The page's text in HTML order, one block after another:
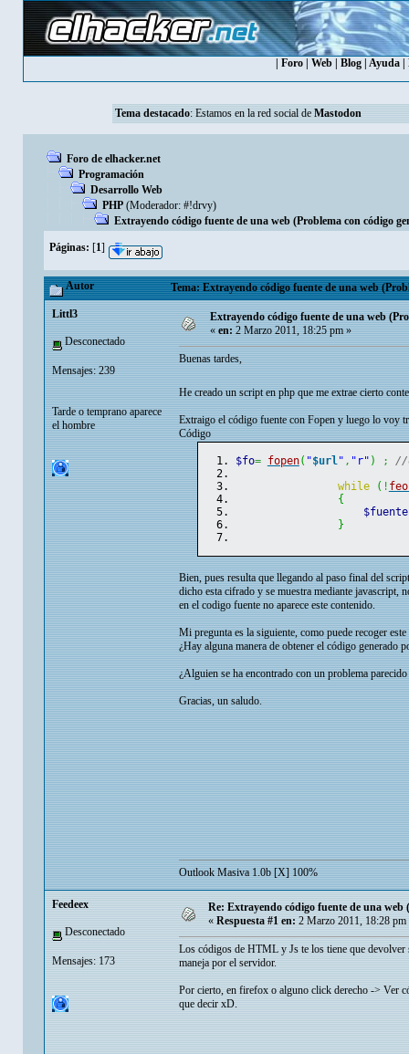
Foro Web Blog Ayuda
Tema destacado: Estamos en la red social de Mastodon
Foro de elhacker.net
Programación
Desarrollo Web
PHP (Moderador: #!drvy)
Extrayendo código fuente de una web (Problema con código
Páginas: [1]
Autor Tema: Extrayendo código fuente de una web
Littl3
Desconectado
Mensajes: 239
Tarde o temprano aparece
el hombre
Extrayendo código fuente de una web
«en:2 Marzo 2011, 18:25 pm »
Buenas tardes,
He creado un script en php que me extrae cierto
Extraigo el código fuente con Fopen y luego lo voy
Código
$fo= fopen( "$url" , "r" ) ;
//
while
( !
{
$fuente
}
Bien, pues resulta que llegando al paso final del
dicho esta cifrado y se muestra mediante javascript,
en el codigo fuente no aparece este contenido.
Mi pregunta es la siguiente, como puede recoger
¿Hay alguna manera de obtener el código generado
¿Alguien se ha encontrado con un problema
Gracias, un saludo.
Outlook Masiva 1.0b [X] 100%
Feedeex
Desconectado
Mensajes: 173
Re: Extrayendo código fuente de una web
« Respuesta #1 en: 2 Marzo 2011, 18:28 pm
Los códigos de HTML y Js te los tiene que devolver
maneja por el servidor.
Por cierto, en firefox o alguno click derecho -> Ver
que decir xD.